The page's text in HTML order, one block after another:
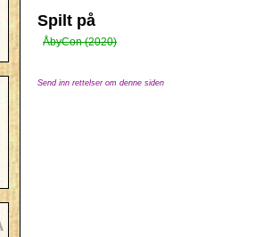
Spilt på
ÅbyCon (2020)
Send inn rettelser om denne siden